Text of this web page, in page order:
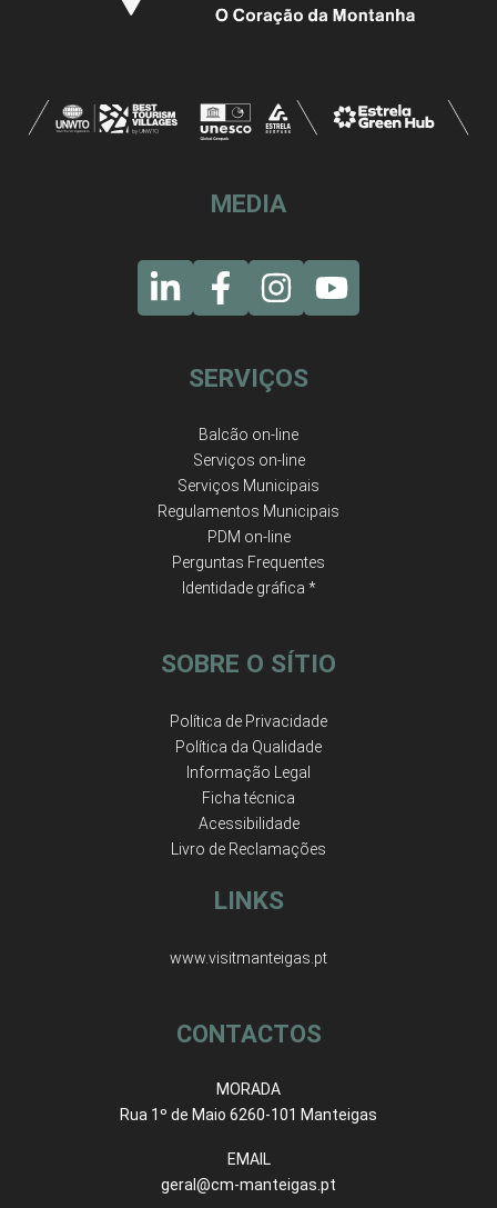
MEDIA
SERVIÇOS
Balcão on-line
Serviços on-line
Serviços Municipais
Regulamentos Municipais
PDM on-line
Perguntas Frequentes
Identidade gráfica *
SOBRE O SÍTIO
Política de Privacidade
Política da Qualidade
Informação Legal
Ficha técnica
Acessibilidade
Livro de Reclamações
LINKS
www.visitmanteigas.pt
CONTACTOS
MORADA
Rua 1º de Maio 6260-101 Manteigas
EMAIL
geral@cm-manteigas.pt